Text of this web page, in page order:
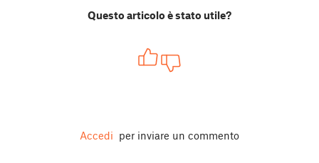
Questo articolo è stato utile?
Accedi per inviare un commento